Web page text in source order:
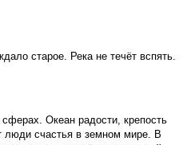
старое. Река не течёт вспять.
Океан радости, крепость
люди счастья в земном мире. В